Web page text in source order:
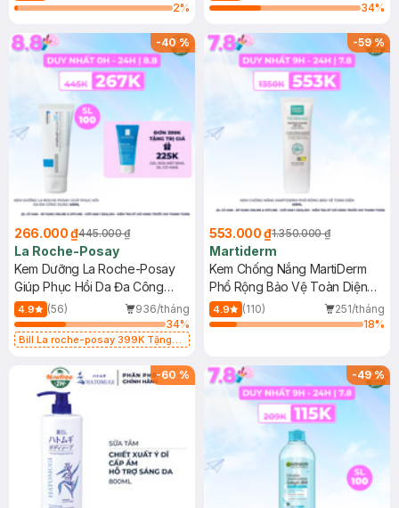
2%
34%
-40%
266.000 ₫445.000 ₫
La Roche-Posay
Kem Dưỡng La Roche-Posay
Giúp Phục Hồi Da Đa Công
Dụng 40ml
4.9 (56)
936/tháng
34%
Bill La roche-posay 399K Tặng
(SL có hạn)
-59%
553.000 ₫1.350.000 ₫
Martiderm
Kem Chống Nắng MartiDerm
Phổ Rộng Bảo Vệ Toàn Diện
40ml
4.9 (110)
251/tháng
18%
-60 % -49%